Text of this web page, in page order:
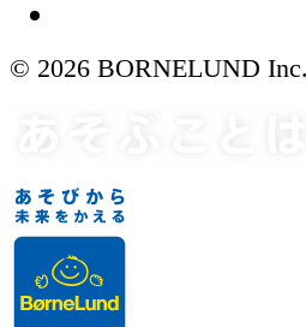
© 2026 BORNELUND